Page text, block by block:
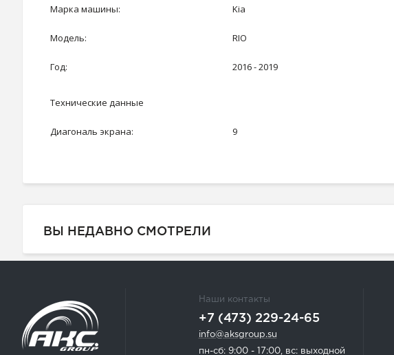
Марка машины: Kia
Модель: RIO
Год: 2016 - 2019
Технические данные
Диагональ экрана: 9
ВЫ НЕДАВНО СМОТРЕЛИ
Наши контакты
+7 (473) 229-24-65
info@aksgroup.su
пн-сб: 9:00 - 17:00, вс: выходной